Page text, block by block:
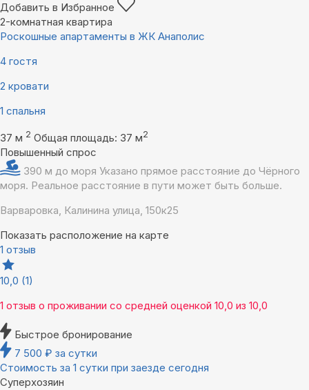
Добавить в Избранное
2-комнатная квартира
Роскошные апартаменты в ЖК Анаполис
4 гостя
2 кровати
1 спальня
37 м 2 Общая площадь: 37 м2
Повышенный спрос
390 м до моря Указано прямое расстояние до Чёрного
моря. Реальное расстояние в пути может быть больше.
Варваровка, Калинина улица, 150к25
Показать расположение на карте
1 отзыв
10,0 (1)
1 отзыв о проживании со средней оценкой 10,0 из 10,0
Быстрое бронирование
7 500 ₽ за сутки
Стоимость за 1 сутки при заезде сегодня
Суперхозяин